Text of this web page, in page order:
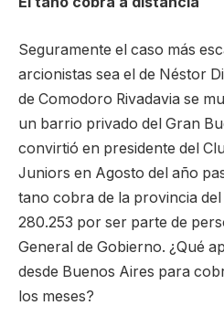
Seguramente el caso más
arcionistas sea el de Néstor
de Comodoro Rivadavia se
un barrio privado del Gran
convirtió en presidente del
Juniors en Agosto del año
tano cobra de la provincia
280.253 por ser parte de
General de Gobierno. ¿Qué
desde Buenos Aires para
los meses?